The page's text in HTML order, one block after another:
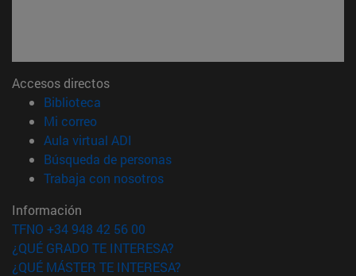
Accesos directos
Biblioteca
Mi correo(abre en nueva ventana)
Aula virtual ADI
Búsqueda de personas(abre en nueva ventana)
Trabaja con nosotros(abre en nueva ventana)
Información
TFNO +34 948 42 56 00
¿QUÉ GRADO TE INTERESA?
¿QUÉ MÁSTER TE INTERESA?